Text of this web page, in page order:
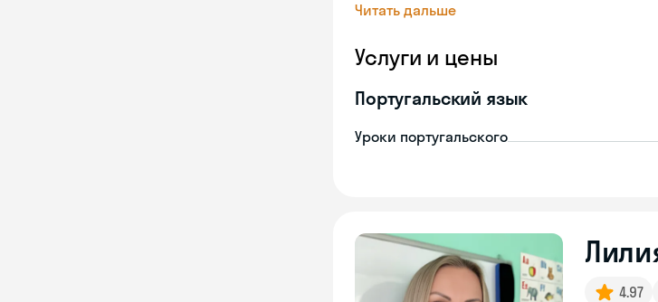
Читать дальше
Услуги и цены
Португальский язык
Уроки португальского
4.97